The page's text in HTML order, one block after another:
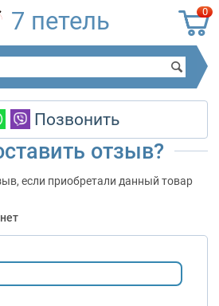
0
7 петель
Позвонить
отзыв?
если приобретали данный товар